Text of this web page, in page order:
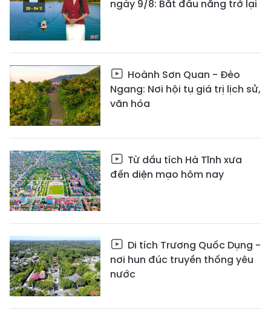
ngày 9/8: Bắt đầu nắng trở lại
Hoành Sơn Quan - Đèo
Ngang: Nơi hội tụ giá trị lịch sử,
văn hóa
Từ dấu tích Hà Tĩnh xưa
đến diện mạo hôm nay
Di tích Trương Quốc Dụng -
nơi hun đúc truyền thống yêu
nước